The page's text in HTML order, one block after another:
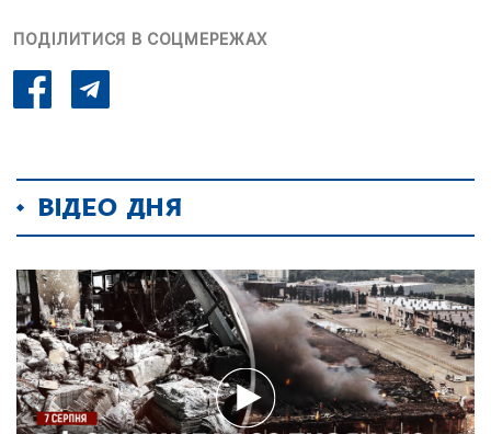
ПОДІЛИТИСЯ В СОЦМЕРЕЖАХ
ВІДЕО ДНЯ